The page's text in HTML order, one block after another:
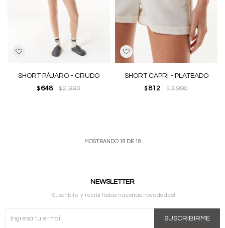
SHORT PÁJARO - CRUDO
$ 648 $2.990
SHORT CAPRI - PLATEADO
$ 812 $3.990
MOSTRANDO 18 DE 18
NEWSLETTER
¡Suscribite y recibí todas nuestras novedades!
SUSCRIBIRME